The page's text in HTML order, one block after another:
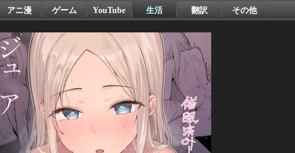
アニ漫 ゲーム YouTube 生活 翻訳 その他